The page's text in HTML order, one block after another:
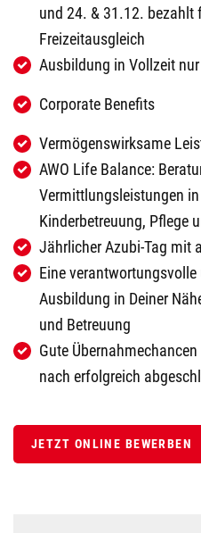
und 24. & 31.12. bezahlt
Freizeitausgleich
Ausbildung in Vollzeit
Corporate Benefits
Vermögenswirksame
AWO Life Balance:
Vermittlungsleistungen in
Kinderbetreuung, Pflege
Jährlicher Azubi-Tag mit
Eine
Ausbildung in Deiner
und Betreuung
Gute
nach erfolgreich
JETZT ONLINE BEWERBEN